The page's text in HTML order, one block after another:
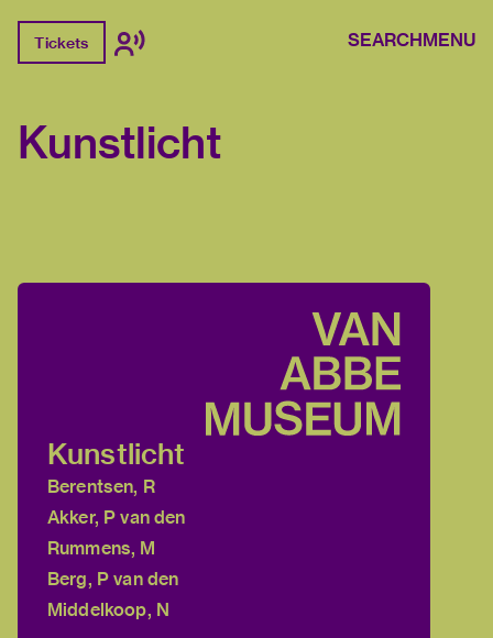
Tickets SEARCHMENU
Kunstlicht
Kunstlicht
Berentsen, R
Akker, P van den
Rummens, M
Berg, P van den
Middelkoop, N